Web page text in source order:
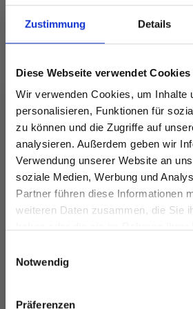
Zustimmung Details
Diese Webseite verwendet Cookies
Wir verwenden Cookies, um Inhalte
personalisieren, Funktionen für
zu können und die Zugriffe auf
analysieren. Außerdem geben wir
Verwendung unserer Website an
soziale Medien, Werbung und
Partner führen diese Informationen
weiteren Daten zusammen, die Sie
Notwendig
Präferenzen
257-3 Almond
Cardigan by
DROPS 257-3
#almondbuttercardigan
S - M - L - XL - XXL - XXXL (siehe
Spare bis
und erhalte exklusiven